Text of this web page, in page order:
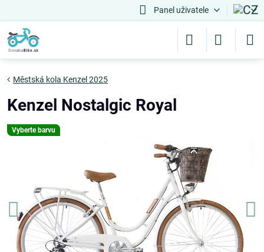
Panel uživatele
Vyberte barvu
Městská kola Kenzel 2025
Kenzel Nostalgic Royal